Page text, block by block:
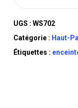
UGS : WS702
Catégorie : Haut-
Étiquettes :